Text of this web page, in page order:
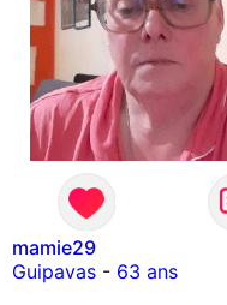
mamie29
Guipavas - 63 ans